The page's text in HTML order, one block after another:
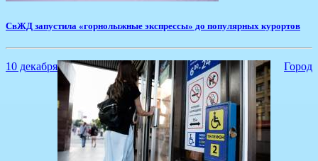
СвЖД запустила «горнолыжные экспрессы» до популярных курортов
10 декабря Город